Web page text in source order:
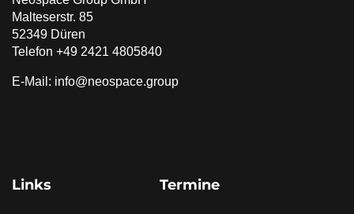
Malteserstr. 85
52349 Düren
Telefon +49 2421 4805840
E-Mail: info@neospace.group
Links Termine